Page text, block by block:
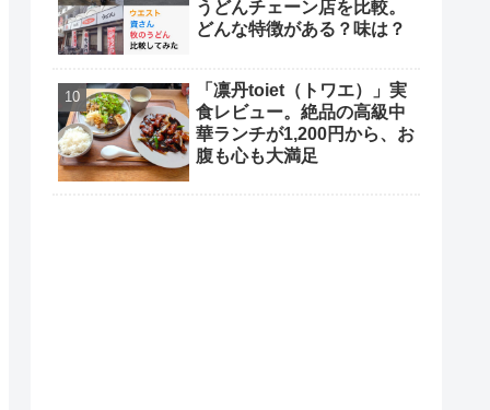
うどんチェーン店を比較。
どんな特徴がある？味は？
「凛丹toiet（トワエ）」実
食レビュー。絶品の高級中
華ランチが1,200円から、お
腹も心も大満足